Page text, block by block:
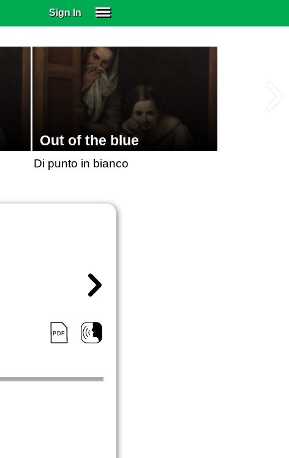
Sign In
GIFT CARDS
OTHER LANGUAGES
ABOUT US
ALEXA
Out of the blue
Di punto in bianco